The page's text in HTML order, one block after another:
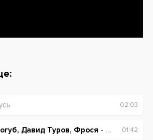
02:03
Давид Туров, Фрося - Покажи мне
01:42